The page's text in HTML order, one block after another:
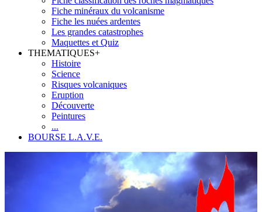
Fiche minéraux du volcanisme
Fiche les nuées ardentes
Les grandes catastrophes
Maquettes et Quiz
THEMATIQUES+
Histoire
Science
Risques volcaniques
Eruption
Découverte
Peintures
...
BOURSE L.A.V.E.